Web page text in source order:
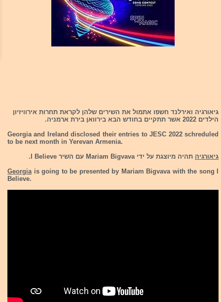
גיאורגיה ואירלנד חשפו אתמול את השירים שלהן לקראת תחרות אירוויזיון
הילדים 2022 אשר תתקיים בחודש הבא בירוואן בירת ארמניה.
Georgia and Ireland disclosed their entries to JESC 2022 schreduled
to be next month in Yerevan Armenia.
גיאורגיה תהיה מיוצגת על ידי Mariam Bigvava עם השיר I Believe.
Georgiais going to be presented by Mariam Bigvava with the song I
Believe.